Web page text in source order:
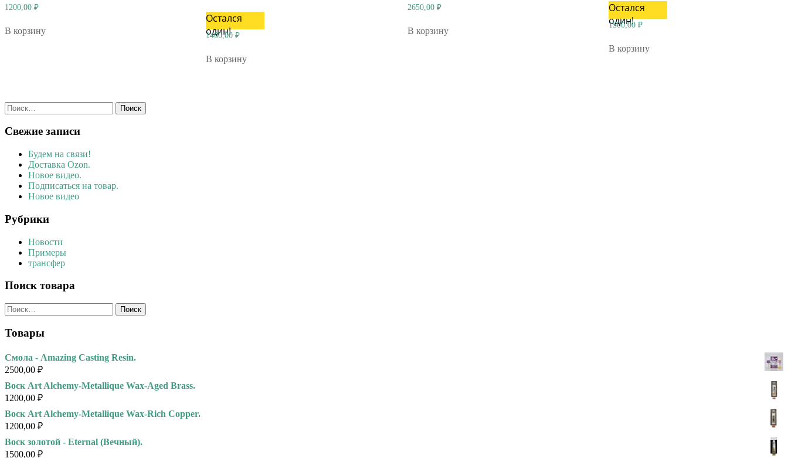
1200,00 ₽
В корзину
Остался
один!
1400,00₽
В корзину
2650,00 ₽
В корзину
Остался
один!
1500,00 ₽
В корзину
Найти:
Свежие записи
Будем на связи!
Доставка Ozon.
Новое видео.
Подписаться на товар.
Новое видео
Рубрики
Новости
Примеры
трансфер
Поиск товара
Найти:
Товары
Смола - Amazing Casting Resin.
2500,00 ₽
Воск Art Alchemy-Metallique Wax-Aged Brass.
1200,00 ₽
Воск Art Alchemy-Metallique Wax-Rich Copper.
1200,00 ₽
Воск золотой - Eternal (Вечный).
1500,00 ₽